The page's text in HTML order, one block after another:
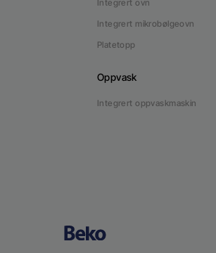
Integrert ovn
Integrert mikrobølgeovn
Platetopp
Oppvask
Integrert oppvaskmaskin